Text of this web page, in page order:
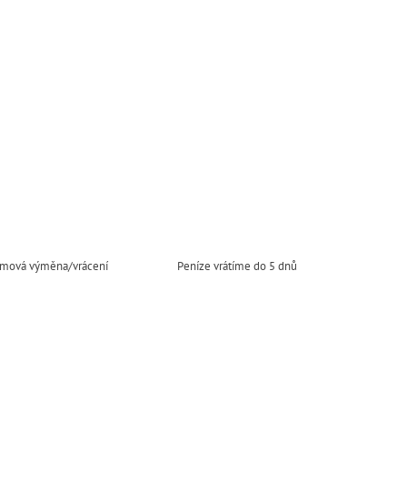
výměna/vrácení Peníze vrátíme do 5 dnů